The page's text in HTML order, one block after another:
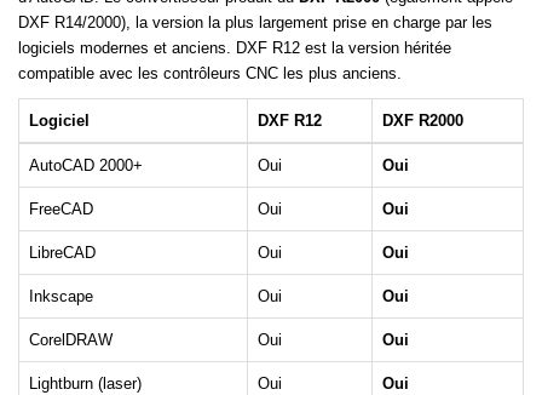
DXF R14/2000), la version la plus largement prise en charge par les
logiciels modernes et anciens. DXF R12 est la version héritée
compatible avec les contrôleurs CNC les plus anciens.
Logiciel DXF R12 DXF R2000
AutoCAD 2000+ Oui Oui
FreeCAD Oui Oui
LibreCAD Oui Oui
Inkscape Oui Oui
CorelDRAW Oui Oui
Lightburn (laser) Oui Oui